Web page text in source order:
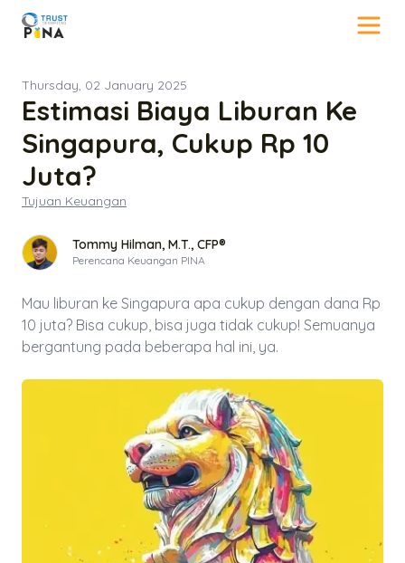
Thursday, 02 January 2025
Estimasi Biaya Liburan Ke
Singapura, Cukup Rp 10
Juta?
Tujuan Keuangan
Tommy Hilman, M.T., CFP®
Perencana Keuangan PINA
Mau liburan ke Singapura apa cukup dengan dana Rp
10 juta? Bisa cukup, bisa juga tidak cukup! Semuanya
bergantung pada beberapa hal ini, ya.